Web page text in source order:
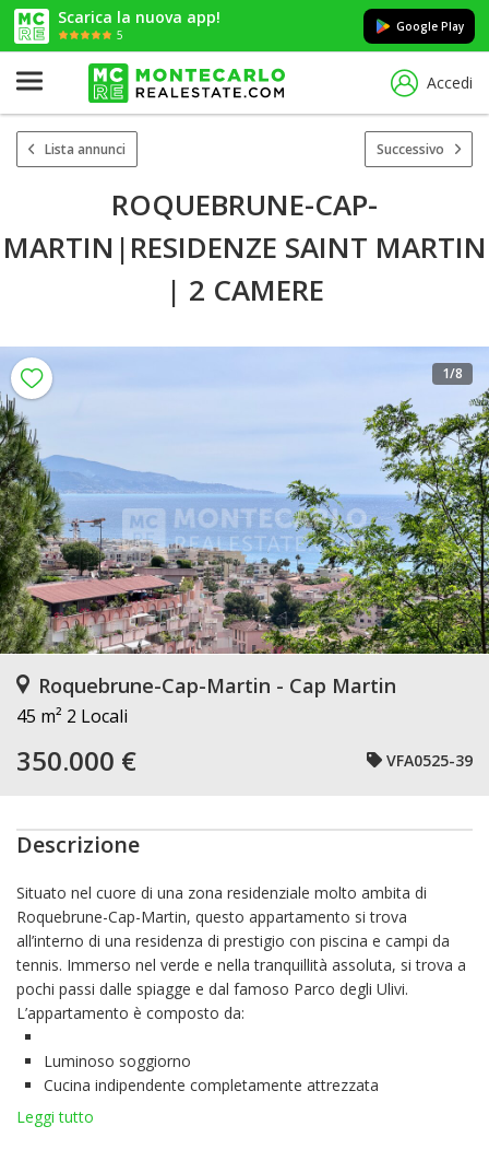
Scarica la nuova app!
5
Google Play
Accedi
Lista annunci Successivo
ROQUEBRUNE-CAP-
MARTIN|RESIDENZE SAINT MARTIN
| 2 CAMERE
1/8
Roquebrune-Cap-Martin - Cap Martin
45 m² 2 Locali
350.000 € VFA0525-39
Descrizione
Situato nel cuore di una zona residenziale molto ambita di
Roquebrune-Cap-Martin, questo appartamento si trova
all’interno di una residenza di prestigio con piscina e campi da
tennis. Immerso nel verde e nella tranquillità assoluta, si trova a
pochi passi dalle spiagge e dal famoso Parco degli Ulivi.
L’appartamento è composto da:
Luminoso soggiorno
Cucina indipendente completamente attrezzata
Camera matrimoniale
Bagno con WC
Leggi tutto